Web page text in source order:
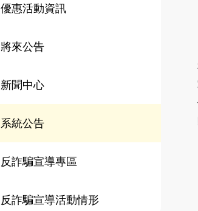
優惠活動資訊
將來公告
新聞中心
系統公告
反詐騙宣導專區
反詐騙宣導活動情形